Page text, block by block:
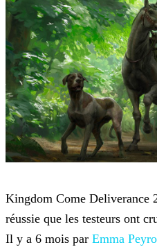
Kingdom Come Deliverance
réussie que les testeurs ont
Il y a 6 mois par Emma